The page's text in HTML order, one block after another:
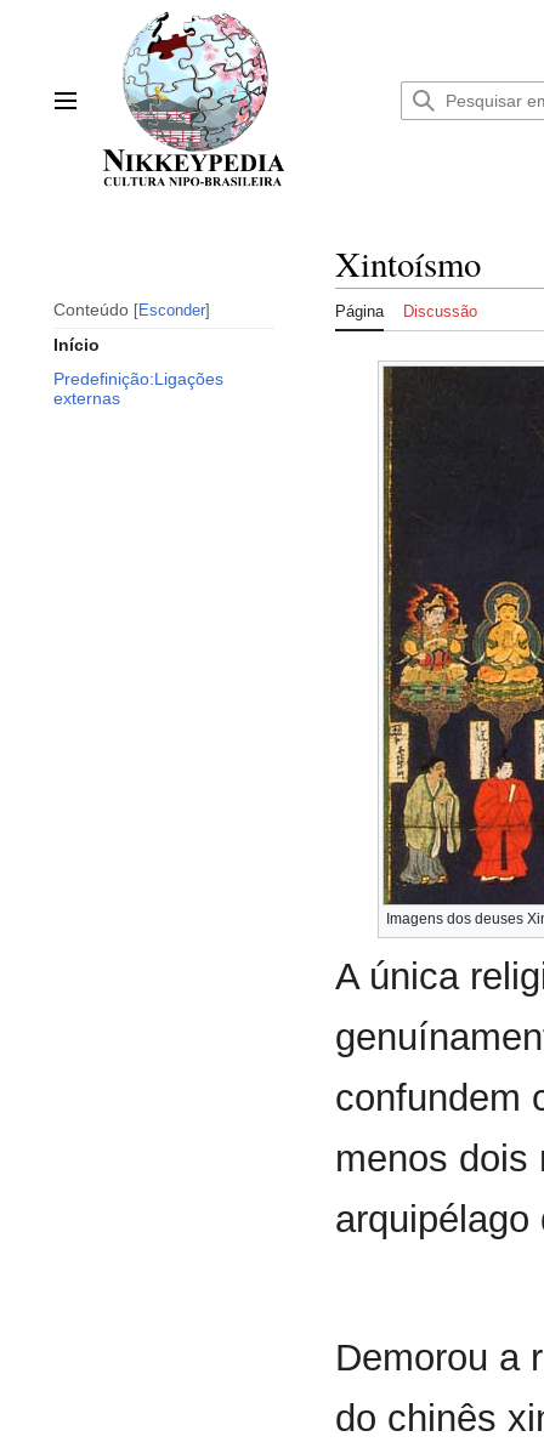
Menu principal
Conteúdo Esconder
Início
Predefinição:Ligações
externas
Xintoísmo
Página Discussão
Imagens dos deuses
A única
confundem
menos dois
Demorou a
do chinês